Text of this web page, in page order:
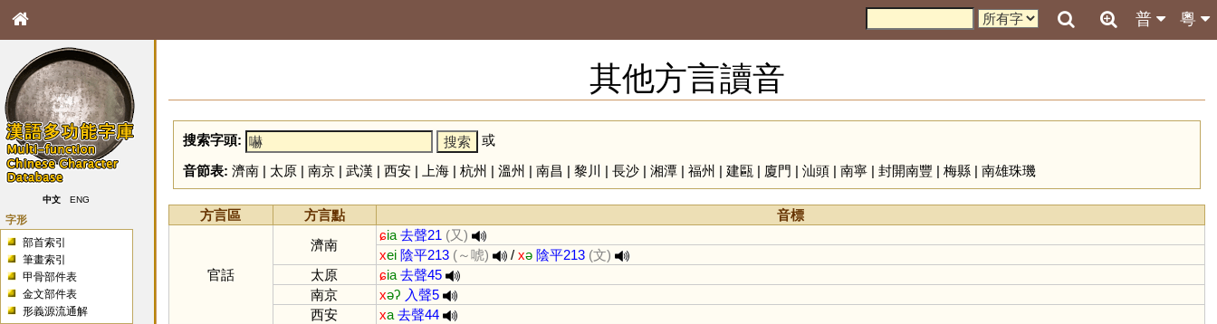
粵
普
中文 ENG
字形
部首索引
筆畫索引
甲骨部件表
金文部件表
形義源流通解
其他方言讀音
搜索字頭:
或
音節表: 濟南| 太原| 南京| 武漢 | 西安| 上海| 杭州 | 溫州 | 南昌 | 黎川 | 長沙| 湘潭| 福州 | 建甌 | 廈門 | 汕頭| 南寧| 封開南豐 | 梅縣| 南雄珠璣
方言區 方言點 音標
官話
濟南
ɕia 去聲21 (又)
xei 陰平213 (～唬) / xə 陰平213 (文)
太原
ɕia 去聲45
南京
xəʔ 入聲5
西安
xa 去聲44